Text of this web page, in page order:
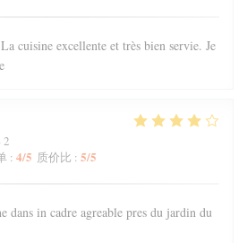
cuisine excellente et très bien servie. Je
2
: 4/5 质价比 : 5/5
dans in cadre agreable pres du jardin du